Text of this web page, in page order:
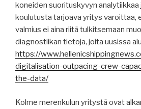
koneiden suorituskyvyn analytiikkaa
koulutusta tarjoava yritys varoittaa,
valmius ei aina riitä tulkitsemaan
diagnostiikan tietoja, joita uusissa
https://
digitalisation-outpacing-crew-
the-data/
Kolme merenkulun yritystä ovat